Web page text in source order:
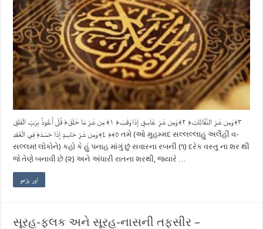
قُلْ أَعُوذُ بِرَبِّ الْفَلَقِ ‎﴿١﴾‏ مِن شَرِّ مَا خَلَقَ ‎﴿٢﴾‏ وَمِن شَرِّ غَاسِقٍ إِذَا وَقَبَ ‎﴿٣﴾‏ وَمِن شَرِّ النَّفَّاثَاتِ
فِي الْعُقَدِ ‎﴿٤﴾‏ وَمِن شَرِّ حَاسِدٍ إِذَا حَسَدَ ‎﴿٥﴾‏ તમે (ઓ મુહમ્મદ સલ્લલ્લાહુ અલૈહી વ-
સલ્લમ! લોકોને) કહો કે હું પનાહ માંગું છું સવારના રબની (૧) દરેક વસ્તુ ના શર થી
જે તેણે બનાવી છે (૨) અને અંધારી રાતના શરથી, જ્યારે …
اور پڑھو
સૂરહ-ફલક અને સૂરહ-નાસની તફસીર –